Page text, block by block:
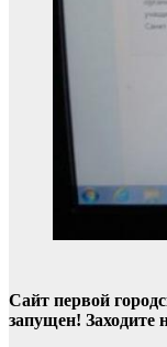
Сайт первой
запущен! Заходите